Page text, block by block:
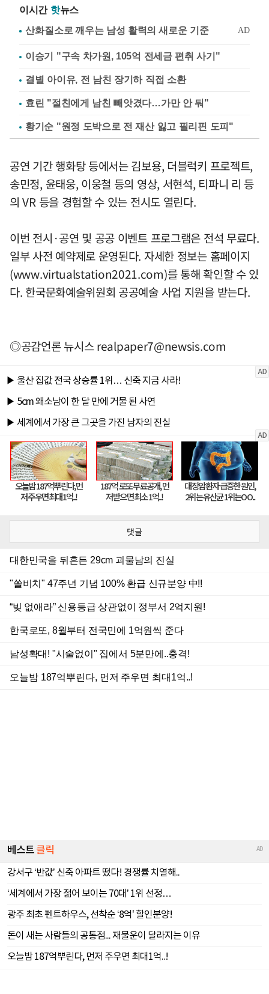
이시간 핫뉴스
이승기 "구속 차가원, 105억 전세금 편취 사기"
결별 아이유, 전 남친 장기하 직접 소환
효린 "절친에게 남친 빼앗겼다…가만 안 둬"
황기순 "원정 도박으로 전 재산 잃고 필리핀 도피"
공연 기간 행화탕 등에서는 김보용, 더블럭키 프로젝트,
송민정, 윤태웅, 이웅철 등의 영상, 서현석, 티파니 리 등
의 VR 등을 경험할 수 있는 전시도 열린다.
이번 전시·공연 및 공공 이벤트 프로그램은 전석 무료다.
일부 사전 예약제로 운영된다. 자세한 정보는 홈페이지
(www.virtualstation2021.com)를 통해 확인할 수 있
다. 한국문화예술위원회 공공예술 사업 지원을 받는다.
◎공감언론 뉴시스realpaper7@newsis.com
댓글